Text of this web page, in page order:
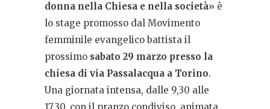
donna nella Chiesa e nella società» è
lo stage promosso dal Movimento
femminile evangelico battista il
prossimo sabato 29 marzo presso la
chiesa di via Passalacqua a Torino.
Una giornata intensa, dalle 9,30 alle